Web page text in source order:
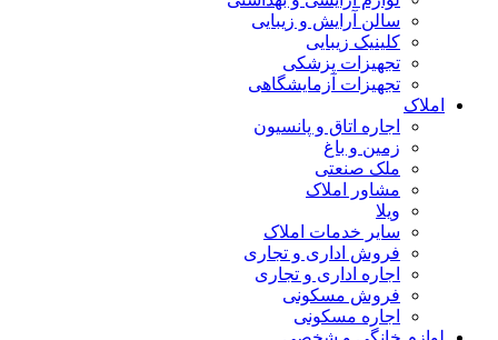
سالن آرایش و زیبایی
کلینیک زیبایی
تجهیزات پزشکی
تجهیزات آزمایشگاهی
املاک
اجاره اتاق و پانسیون
زمین و باغ
ملک صنعتی
مشاور املاک
ویلا
سایر خدمات املاک
فروش اداری و تجاری
اجاره اداری و تجاری
فروش مسکونی
اجاره مسکونی